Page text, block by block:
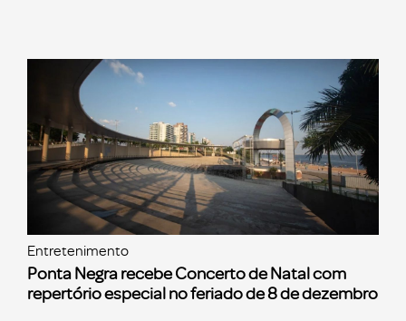
Entretenimento
Ponta Negra recebe Concerto de Natal com
repertório especial no feriado de 8 de dezembro